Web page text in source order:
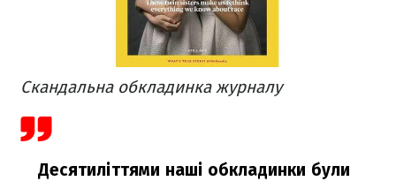
Скандальна обкладинка журналу
Десятиліттями наші обкладинки були